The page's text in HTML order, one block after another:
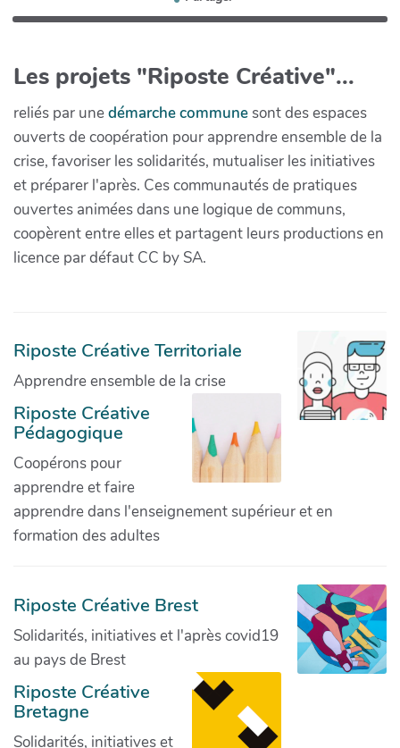
Les projets "Riposte Créative"...
reliés par unedémarche communesont des espaces
ouverts de coopération pour apprendre ensemble de la
crise, favoriser les solidarités, mutualiser les initiatives
et préparer l'après. Ces communautés de pratiques
ouvertes animées dans une logique de communs,
coopèrent entre elles et partagent leurs productions en
licence par défaut CC by SA.
Riposte Créative Territoriale
Apprendre ensemble de la crise
Riposte Créative
Pédagogique
Coopérons pour
apprendre et faire
apprendre dans l'enseignement supérieur et en
formation des adultes
Riposte Créative Brest
Solidarités, initiatives et l'après covid19
au pays de Brest
Riposte Créative
Bretagne
Solidarités, initiatives et